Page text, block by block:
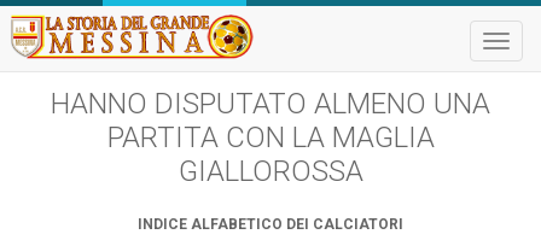
Toggle
HANNO DISPUTATO ALMENO UNA
PARTITA CON LA MAGLIA
GIALLOROSSA
INDICE ALFABETICO DEI CALCIATORI